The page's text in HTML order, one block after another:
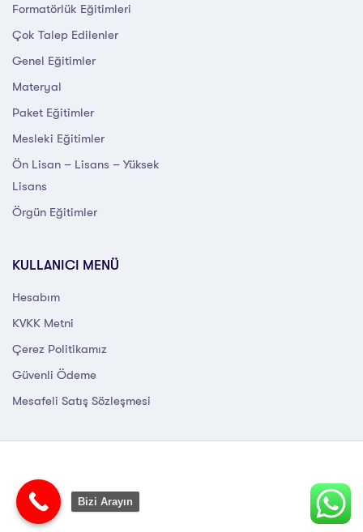
Formatörlük Eğitimleri
Çok Talep Edilenler
Genel Eğitimler
Materyal
Paket Eğitimler
Mesleki Eğitimler
Ön Lisan – Lisans – Yüksek
Lisans
Örgün Eğitimler
KULLANICI MENÜ
Hesabım
KVKK Metni
Çerez Politikamız
Güvenli Ödeme
Mesafeli Satış Sözleşmesi
Bizi Arayın